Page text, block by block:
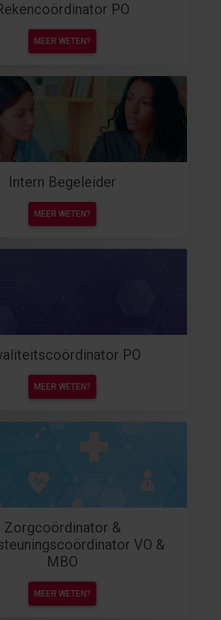
PO
MEER WETEN?
Intern Begeleider
MEER WETEN?
PO
MEER WETEN?
Zorgcoördinator &
VO &
MBO
MEER WETEN?